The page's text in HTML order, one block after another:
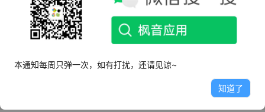
作比较简单，玩家可以自由升级自己的防御塔和
兵种，抵御敌人的进攻。
本通知每周只弹一次，如有打扰，还请见谅~
知道了